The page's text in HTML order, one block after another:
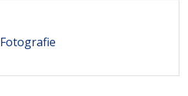
Fotografie